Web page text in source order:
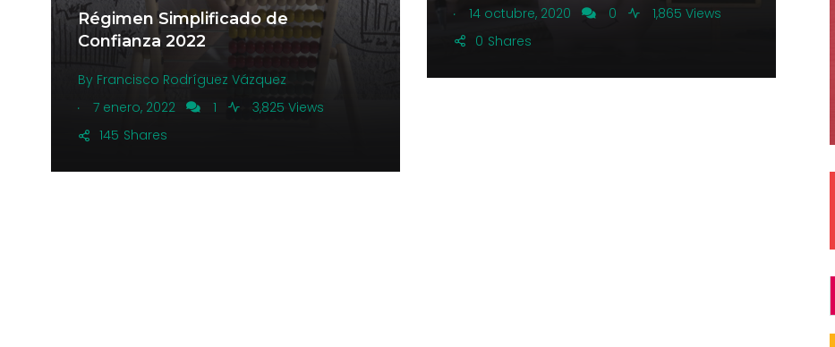
Régimen Simplificado de
Confianza 2022
By Francisco Rodríguez Vázquez
.
7 enero, 2022 1
3,825 Views
Shares
145
.
14 octubre, 2020 0
1,865 Views
Shares
0